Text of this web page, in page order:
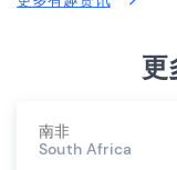
更
南非
South Africa